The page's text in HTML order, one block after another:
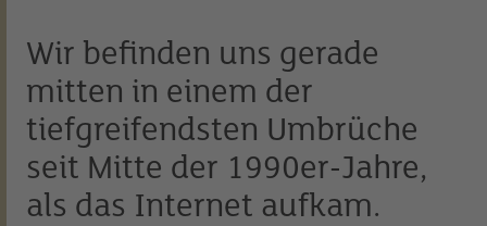
Wir befinden uns gerade
mitten in einem der
tiefgreifendsten Umbrüche
seit Mitte der 1990er-Jahre,
als das Internet aufkam.